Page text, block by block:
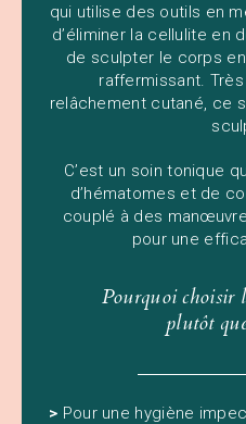
qui utilise des outils en
d’éliminer la cellulite en
de sculpter le corps
raffermissant.
relâchement cutané, ce
C’est un soin tonique
d’hématomes et de
couplé à des
pour une
Pourquoi choisir
plutôt
> Pour une hygiène